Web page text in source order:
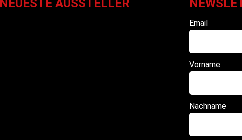
NEUESTE AUSSTELLER
Email
Vorname
Nachname